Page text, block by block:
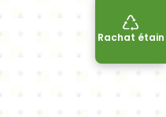
Rachat étain